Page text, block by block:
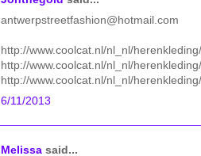
antwerpstreetfashion@hotmail.com
http://www.coolcat.nl/nl_nl/
http://www.coolcat.nl/nl_nl/
http://www.coolcat.nl/nl_nl/
6/11/2013
Melissa said...